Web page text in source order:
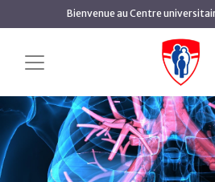
Aller
au
Bienvenue au Centre